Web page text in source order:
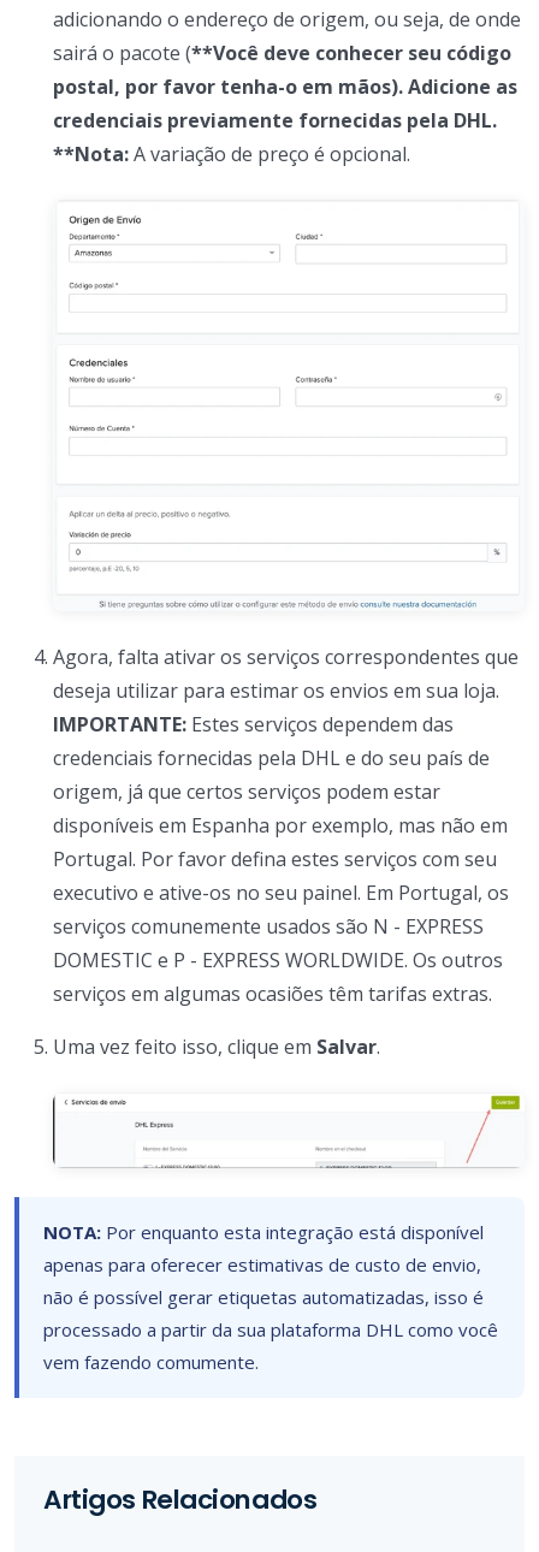
adicionando o endereço de origem, ou seja, de onde
sairá o pacote (**Você deve conhecer seu código
postal, por favor tenha-o em mãos). Adicione as
credenciais previamente fornecidas pela DHL.
**Nota:A variação de preço é opcional.
Agora, falta ativar os serviços correspondentes que
deseja utilizar para estimar os envios em sua loja.
IMPORTANTE: Estes serviços dependem das
credenciais fornecidas pela DHL e do seu país de
origem, já que certos serviços podem estar
disponíveis em Espanha por exemplo, mas não em
Portugal. Por favor defina estes serviços com seu
executivo e ative-os no seu painel. Em Portugal, os
serviços comunemente usados são N - EXPRESS
DOMESTIC e P - EXPRESS WORLDWIDE. Os outros
serviços em algumas ocasiões têm tarifas extras.
Uma vez feito isso, clique em Salvar.
NOTA: Por enquanto esta integração está disponível
apenas para oferecer estimativas de custo de envio,
não é possível gerar etiquetas automatizadas, isso é
processado a partir da sua plataforma DHL como você
vem fazendo comumente.
Artigos Relacionados